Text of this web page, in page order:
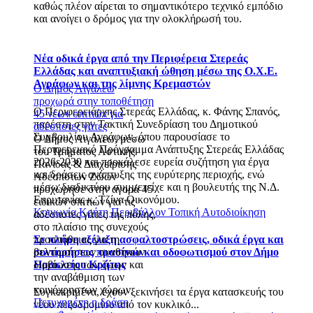
καθώς πλέον αίρεται το σημαντικότερο τεχνικό εμπόδιο
και ανοίγει ο δρόμος για την ολοκλήρωσή του.
Νέα οδικά έργα από την Περιφέρεια Στερεάς
Ελλάδας και αναπτυξιακή ώθηση μέσω της Ο.Χ.Ε.
Αγράφων και της λίμνης Κρεμαστών
Ο Περιφερειάρχης Στερεάς Ελλάδας, κ. Φάνης Σπανός,
παρέστη στην Τακτική Συνεδρίαση του Δημοτικού
Συμβουλίου Αγράφων, όπου παρουσίασε το
Περιφερειακό Πρόγραμμα Ανάπτυξης Στερεάς Ελλάδας
2026-2030 και προκάλεσε ευρεία συζήτηση για έργα
και δράσεις ανάπτυξης της ευρύτερης περιοχής, ενώ
μέσω διαδικτύου συμμετείχε και η βουλευτής της Ν.Δ.
Ευρυτανίας κ. Τζίνα Οικονόμου.
ΚοινωνίαΚρήτηΠεριβάλλον Τοπική Αυτοδιοίκηση
Σε πλήρη εξέλιξη ασφαλτοστρώσεις, οδικά έργα και
συντηρήσεις πρασίνου και οδοφωτισμού στον Δήμο
Ηρακλείου Κρήτης
Συγκεκριμένα, έχουν ξεκινήσει τα έργα κατασκευής του
νέου πεζοδρομίου από τον κυκλικό...
Ο Δήμος Αιγάλεω
προχωρά στην τοποθέτηση
45 νέων σπιτιών για
αδέσποτες γάτες
Ο Δήμος Αιγάλεω, μέσω
του Τμήματος Αστικής
Πανίδας & Διαχείρισης
Αδέσποτων Ζώων
προχώρησε στην αγορά 45
ειδικών σπιτιών για τις
αδέσποτες γάτες της πόλης,
στο πλαίσιο της συνεχούς
προσπάθειας για τη
βελτίωση των συνθηκών
διαβίωσης των ζώων και
την αναβάθμιση των
κοινόχρηστων χώρων.
Πετυχημένη η δράση